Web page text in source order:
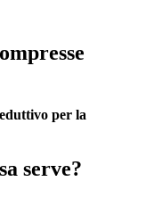
per la
serve?